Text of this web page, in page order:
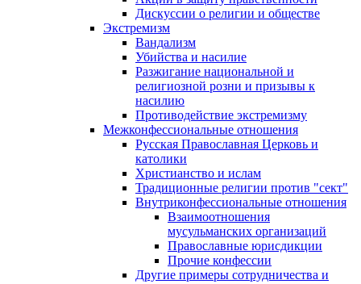
Дискуссии о религии и обществе
Экстремизм
Вандализм
Убийства и насилие
Разжигание национальной и
религиозной розни и призывы к
насилию
Противодействие экстремизму
Межконфессиональные отношения
Русская Православная Церковь и
католики
Христианство и ислам
Традиционные религии против "сект"
Внутриконфессиональные отношения
Взаимоотношения
мусульманских организаций
Православные юрисдикции
Прочие конфессии
Другие примеры сотрудничества и